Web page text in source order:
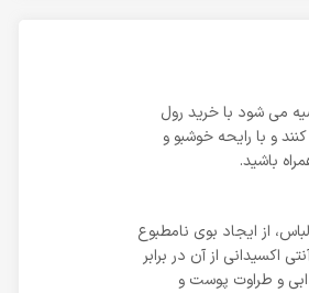
می شود با خرید رول
و با رایحه خوشبو و
از ایجاد بوی نامطبوع
اکسیدانی از آن در برابر
بدن را کنترل کرده و موجب شادابی و طراوت پوست و